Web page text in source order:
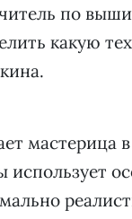
по
какую
мастерица
использует